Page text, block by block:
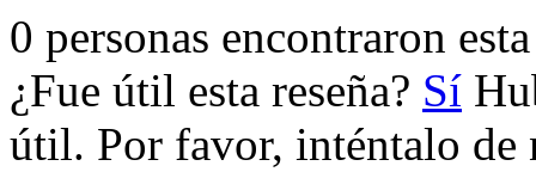
0 personas encontraron
¿Fue útil esta reseña? Sí
útil. Por favor, inténtalo de